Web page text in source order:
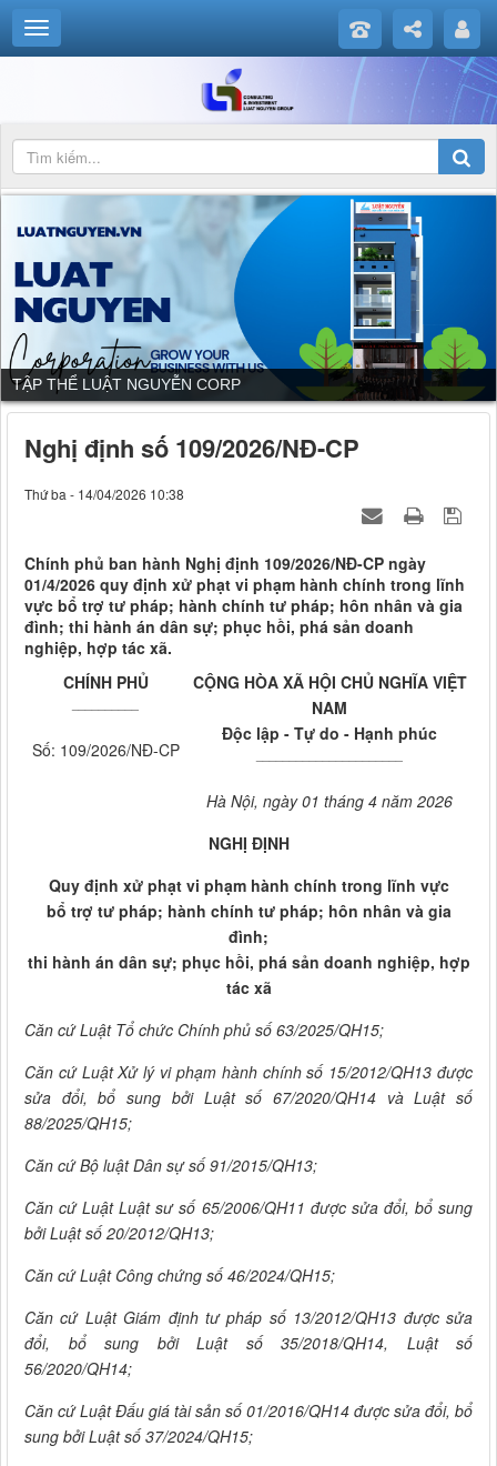
DỊCH VỤ CỦA LUẬT NGUYỄN CORP
Nghị định số 109/2026/NĐ-CP
Thứ ba - 14/04/2026 10:38
Chính phủ ban hành Nghị định 109/2026/NĐ-CP ngày
01/4/2026 quy định xử phạt vi phạm hành chính trong lĩnh
vực bổ trợ tư pháp; hành chính tư pháp; hôn nhân và gia
đình; thi hành án dân sự; phục hồi, phá sản doanh
nghiệp, hợp tác xã.
CHÍNH PHỦ
Số: 109/2026/NĐ-CP
CỘNG HÒA XÃ HỘI CHỦ NGHĨA VIỆT
NAM
Độc lập - Tự do - Hạnh phúc
Hà Nội, ngày 01 tháng 4 năm 2026
NGHỊ ĐỊNH
Quy định xử phạt vi phạm hành chính trong lĩnh vực
bổ trợ tư pháp; hành chính tư pháp; hôn nhân và gia
đình;
thi hành án dân sự; phục hồi, phá sản doanh nghiệp, hợp
tác xã
Căn cứ Luật Tổ chức Chính phủ số 63/2025/QH15;
Căn cứ Luật Xử lý vi phạm hành chính số 15/2012/QH13 được
sửa đổi, bổ sung bởi Luật số 67/2020/QH14 và Luật số
88/2025/QH15;
Căn cứ Bộ luật Dân sự số 91/2015/QH13;
Căn cứ Luật Luật sư số 65/2006/QH11 được sửa đổi, bổ sung
bởi Luật số 20/2012/QH13;
Căn cứ Luật Công chứng số 46/2024/QH15;
Căn cứ Luật Giám định tư pháp số 13/2012/QH13 được sửa
đổi, bổ sung bởi Luật số 35/2018/QH14, Luật số
56/2020/QH14;
Căn cứ Luật Đấu giá tài sản số 01/2016/QH14 được sửa đổi, bổ
sung bởi Luật số 37/2024/QH15;